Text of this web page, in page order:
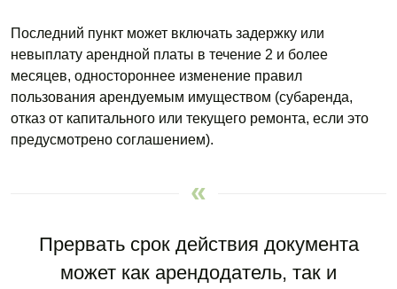
Последний пункт может включать задержку или
невыплату арендной платы в течение 2 и более
месяцев, одностороннее изменение правил
пользования арендуемым имуществом (субаренда,
отказ от капитального или текущего ремонта, если это
предусмотрено соглашением).
Прервать срок действия документа
может как арендодатель, так и